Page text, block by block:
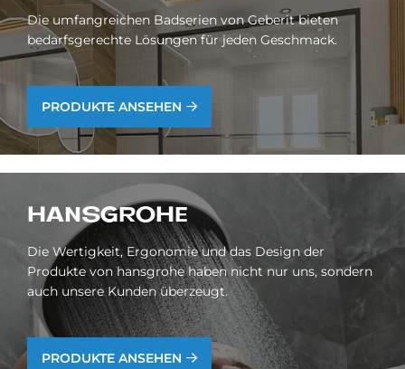
Die umfangreichen Badserien von Geberit bieten
bedarfsgerechte Lösungen für jeden Geschmack.
PRODUKTE ANSEHEN
HANS­GRO­HE
Die Wertigkeit, Ergonomie und das Design der
Produkte von hansgrohe haben nicht nur uns, sondern
auch unsere Kunden überzeugt.
PRODUKTE ANSEHEN